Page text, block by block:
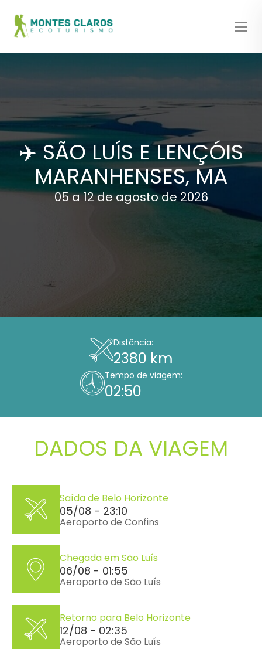
✈️ SÃO LUÍS E LENÇÓIS
MARANHENSES, MA
05 a 12 de agosto de 2026
Distância:
2380 km
Tempo de viagem:
02:50
DADOS DA VIAGEM
Saída de Belo Horizonte
05/08 - 23:10
Aeroporto de Confins
Chegada em São Luís
06/08 - 01:55
Aeroporto de São Luís
Retorno para Belo Horizonte
12/08 - 02:35
Aeroporto de São Luís